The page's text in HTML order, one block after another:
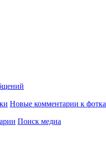
Новые комментарии к
Поиск медиа